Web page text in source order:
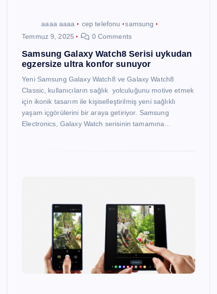
aaaa aaaa cep telefonu
samsung
Temmuz 9, 2025
0 Comments
Samsung Galaxy Watch8 Serisi uykudan
egzersize ultra konfor sunuyor
Yeni Samsung Galaxy Watch8 ve Galaxy Watch8
Classic, kullanıcıların sağlık yolculuğunu motive etmek
için ikonik tasarım ile kişiselleştirilmiş yeni sağlıklı
yaşam içgörülerini bir araya getiriyor. Samsung
Electronics, Galaxy Watch serisinin tamamına…